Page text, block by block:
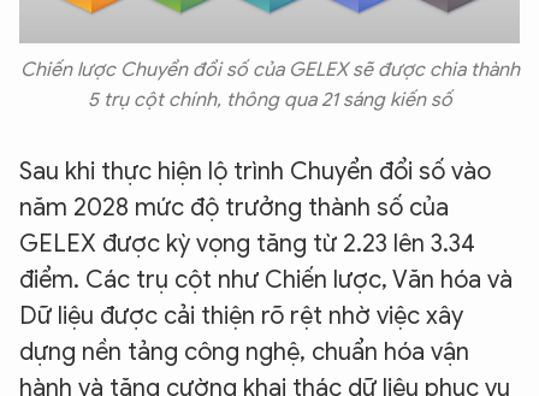
Chiến lược Chuyển đổi số của GELEX sẽ được chia thành
5 trụ cột chính, thông qua 21 sáng kiến số
Sau khi thực hiện lộ trình Chuyển đổi số vào
năm 2028 mức độ trưởng thành số của
GELEX được kỳ vọng tăng từ 2.23 lên 3.34
điểm. Các trụ cột như Chiến lược, Văn hóa và
Dữ liệu được cải thiện rõ rệt nhờ việc xây
dựng nền tảng công nghệ, chuẩn hóa vận
hành và tăng cường khai thác dữ liệu phục vụ